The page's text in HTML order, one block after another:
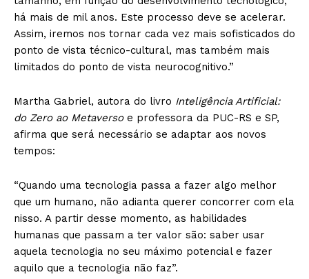
há mais de mil anos. Este processo deve se acelerar.
Assim, iremos nos tornar cada vez mais sofisticados do
ponto de vista técnico-cultural, mas também mais
limitados do ponto de vista neurocognitivo.”
Martha Gabriel, autora do livro Inteligência Artificial:
do Zero ao Metaversoe professora da PUC-RS e SP,
afirma que será necessário se adaptar aos novos
tempos:
“Quando uma tecnologia passa a fazer algo melhor
que um humano, não adianta querer concorrer com ela
nisso. A partir desse momento, as habilidades
humanas que passam a ter valor são: saber usar
aquela tecnologia no seu máximo potencial e fazer
aquilo que a tecnologia não faz”.